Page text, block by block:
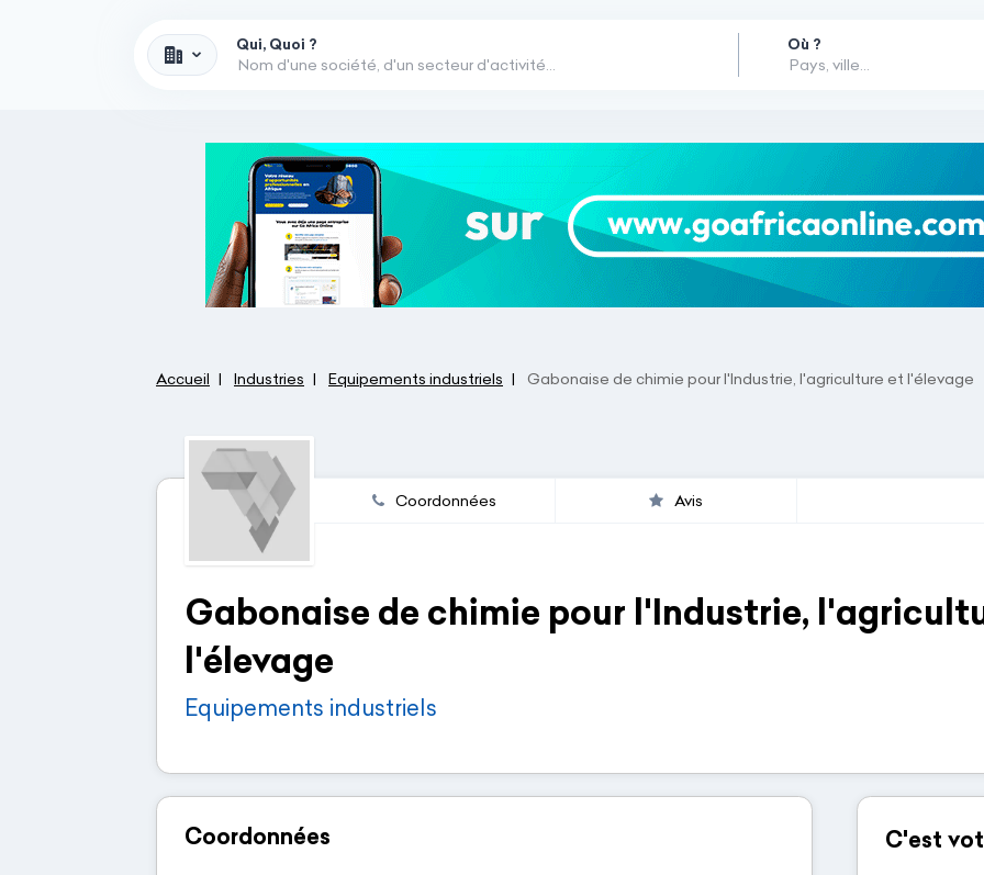
Qui, Quoi ? Où ?
Accueil Industries Equipements industriels Gabonaise de chimie pour l'Industrie, l'agriculture et l'élevage
Coordonnées Avis
Gabonaise de chimie pour l'Industrie,
l'élevage
Equipements industriels
Coordonnées C'est